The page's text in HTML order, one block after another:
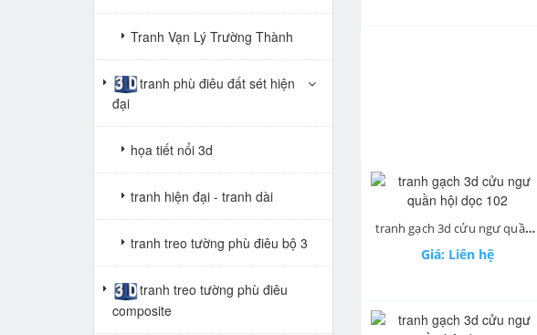
tranh gạch 3d cửu ngư quần hội dọc 102
Giá: Liên hệ
Tranh Vạn Lý Trường Thành
tranh phù điêu đất sét hiện
đại
họa tiết nổi 3d
tranh hiện đại - tranh dài
tranh treo tường phù điêu bộ 3
tranh treo tường phù điêu
composite